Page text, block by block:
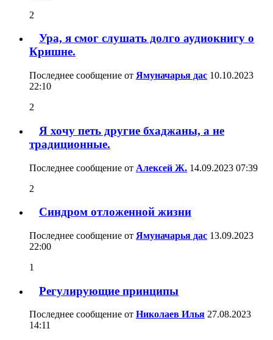
2
Ура, я смог слушать долго аудиокнигу о
Кришне.
Последнее сообщение от Ямуначарья дас 10.10.2023
22:10
2
Я хочу петь другие бхаджаны, а не
традиционные.
Последнее сообщение от Алексей Ж. 14.09.2023 07:39
2
Синдром отложенной жизни
Последнее сообщение от Ямуначарья дас 13.09.2023
22:00
1
Регулирующие принципы
Последнее сообщение от Николаев Илья 27.08.2023
14:11